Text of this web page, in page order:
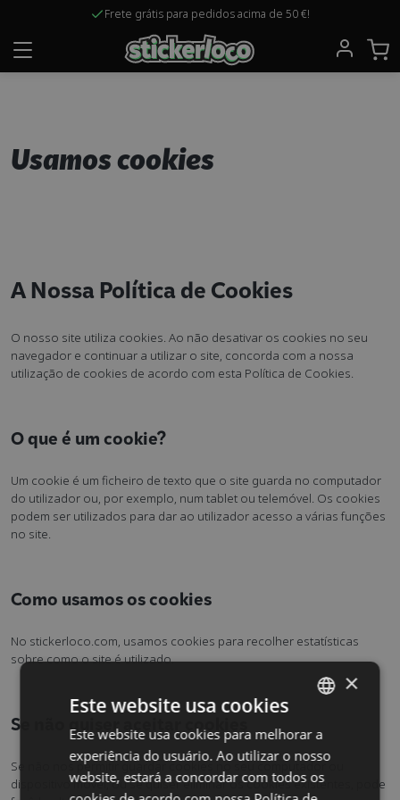
Frete grátis para pedidos acima de 50 €!
Usamos cookies
A Nossa Política de Cookies
O nosso site utiliza cookies. Ao não desativar os cookies no seu
navegador e continuar a utilizar o site, concorda com a nossa
utilização de cookies de acordo com esta Política de Cookies.
O que é um cookie?
Um cookie é um ficheiro de texto que o site guarda no computador
do utilizador ou, por exemplo, num tablet ou telemóvel. Os cookies
podem ser utilizados para dar ao utilizador acesso a várias funções
no site.
Como usamos os cookies
No stickerloco.com, usamos cookies para recolher estatísticas
sobre como o site é utilizado.
Se não quiser aceitar cookies
Se não nos permitir guardar cookies no seu computador ou
dispositivo móvel, ou se quiser eliminar os cookies existentes, pode
SWEDISH
ENGLISH
DUTCH
×
Este website usa cookies
Este website usa cookies para melhorar a
experiência do usuário. Ao utilizar o nosso
website, estará a concordar com todos os